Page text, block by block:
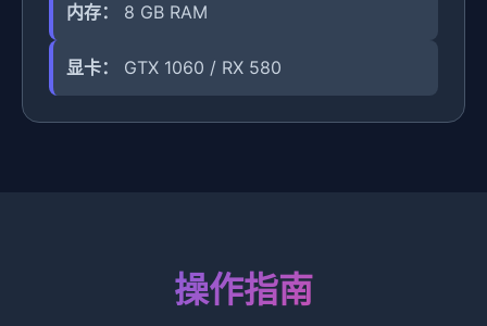
内存： 8 GB RAM
显卡： GTX 1060 / RX 580
操作指南